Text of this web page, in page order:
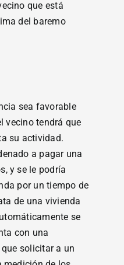
que está
del baremo
sea favorable
vecino tendrá que
su actividad.
a pagar una
y se le podría
por un tiempo de
de una vivienda
se
con una
solicitar a un